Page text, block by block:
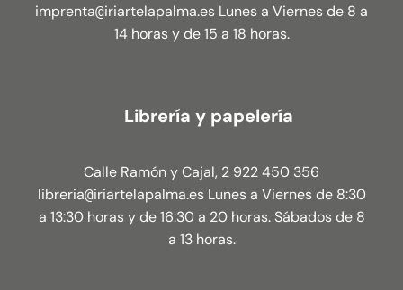
imprenta@iriartelapalma.es Lunes a Viernes de 8 a
14 horas y de 15 a 18 horas.
Librería y papelería
Calle Ramón y Cajal, 2 922 450 356
libreria@iriartelapalma.es Lunes a Viernes de 8:30
a 13:30 horas y de 16:30 a 20 horas. Sábados de 8
a 13 horas.